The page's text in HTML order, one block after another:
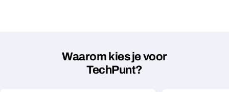
Waarom kies je voor
TechPunt?